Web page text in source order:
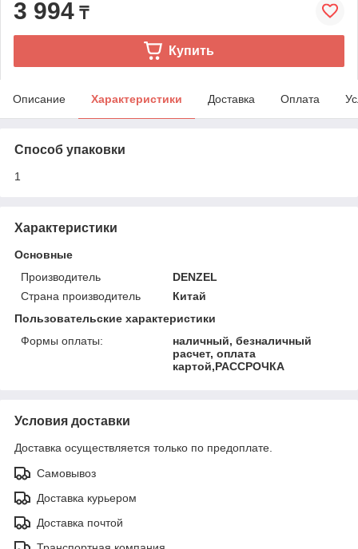
3 994 ₸
Купить
Описание Характеристики Доставка Оплата
Способ упаковки
1
Характеристики
Основные
Производитель
DENZEL
Страна производитель
Китай
Пользовательские характеристики
Формы оплаты:
наличный, безналичный
расчет, оплата
картой,РАССРОЧКА
Условия доставки
Доставка осуществляется только по предоплате.
Самовывоз
Доставка курьером
Доставка почтой